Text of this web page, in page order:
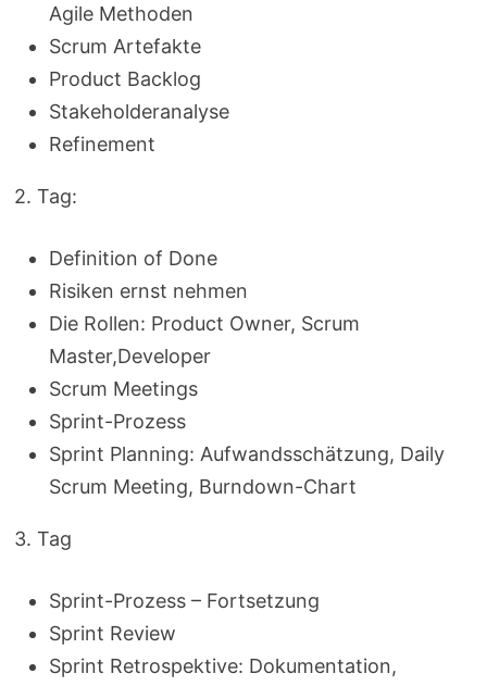
Agile Methoden
Scrum Artefakte
Product Backlog
Stakeholderanalyse
Refinement
2. Tag:
Definition of Done
Risiken ernst nehmen
Die Rollen: Product Owner, Scrum
Master,Developer
Scrum Meetings
Sprint-Prozess
Sprint Planning: Aufwandsschätzung, Daily
Scrum Meeting, Burndown-Chart
3. Tag
Sprint-Prozess – Fortsetzung
Sprint Review
Sprint Retrospektive: Dokumentation,